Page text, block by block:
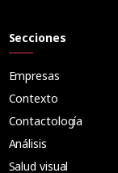
Secciones
Empresas
Contexto
Contactología
Análisis
Salud visual